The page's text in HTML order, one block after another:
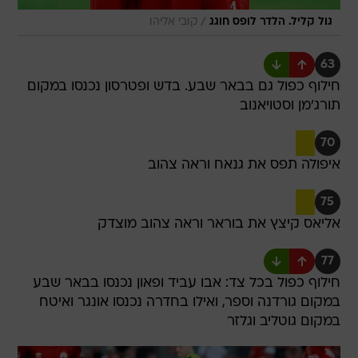
גול קליל. הלדר לופס חוגג / קובי אליהו
63
חילוף כפול גם בבאר שבע. בדש ופטרסון נכנסו במקום
תורג'מן וסטויאנוב
70
איפולה תפס את גנאח וראה צהוב
75
אליאס קיצץ את בוראר וראה צהוב מוצדק
77
חילוף כפול בכל צד: אבו עביד ופאון נכנסו בבאר שבע
במקום גורדנה וספר, ואילו בחדרה נכנסו אונגר ואיטח
במקום גוטליב וגלזר